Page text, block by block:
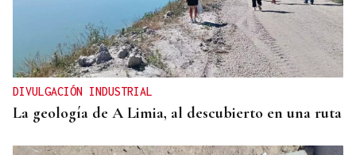
DIVULGACIÓN INDUSTRIAL
La geología de A Limia, al descubierto en una ruta